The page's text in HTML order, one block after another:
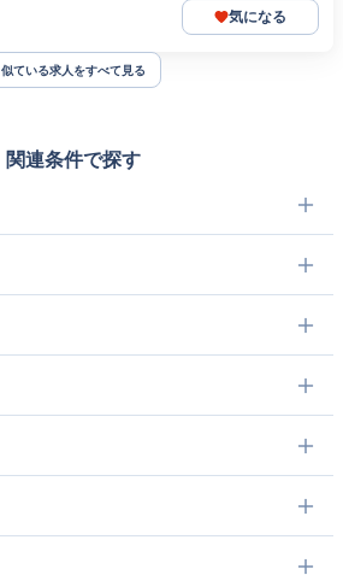
気になる
似ている求人をすべて見る
関連条件で探す